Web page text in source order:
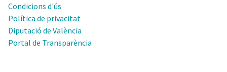
Condicions d'ús
Política de privacitat
Diputació de València
Portal de Transparència